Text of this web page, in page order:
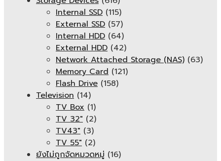
Internal SSD (115)
External SSD (57)
Internal HDD (64)
External HDD (42)
Network Attached Storage (NAS) (63)
Memory Card (121)
Flash Drive (158)
Television (14)
TV Box (1)
TV 32" (2)
TV43" (3)
TV 55" (2)
ยังไม่ถูกจัดหมวดหมู่ (16)